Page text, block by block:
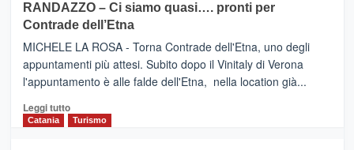
IL
NUOVO
SUMMER
CLUB
VIAGRANDE
(Ct)
–
Benanti
presenta
“Vino
&
Cultura
RANDAZZO – Ci siamo quasi…. pronti per
Contrade dell’Etna
MICHELE LA ROSA - Torna Contrade dell'Etna, uno degli
appuntamenti più attesi. Subito dopo il Vinitaly di Verona
l'appuntamento è alle falde dell'Etna, nella location già...
Leggi tuttoLeggi
di
Catania Turismo